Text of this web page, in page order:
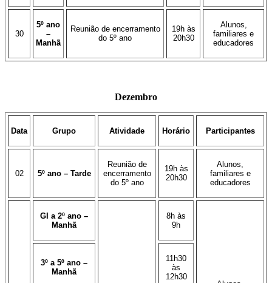
30
5º ano
–
Manhã
Reunião de encerramento
do 5º ano
19h às
20h30
Alunos,
familiares e
educadores
Dezembro
Data Grupo Atividade Horário Participantes
02 5º ano – Tarde
Reunião de
encerramento
do 5º ano
19h às
20h30
Alunos,
familiares e
educadores
GI a 2º ano –
Manhã
8h às
9h
3º a 5º ano –
Manhã
11h30
às
12h30